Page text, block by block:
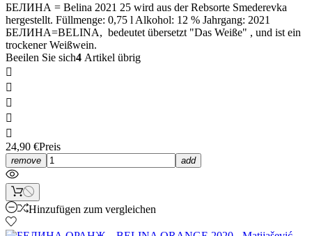
БЕЛИНА = Belina 2021 25 wird aus der Rebsorte Smederevka
hergestellt. Füllmenge: 0,75 l Alkohol: 12 % Jahrgang: 2021
БЕЛИНА=BELINA, bedeutet übersetzt "Das Weiße" , und ist ein
trockener Weißwein.
Beeilen Sie sich4 Artikel übrig





24,90 €Preis
remove add
Hinzufügen zum vergleichen